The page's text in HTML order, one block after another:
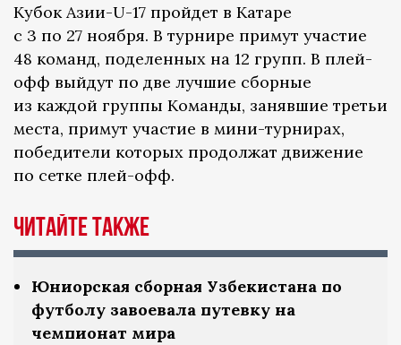
Кубок Азии-U-17 пройдет в Катаре
с 3 по 27 ноября. В турнире примут участие
48 команд, поделенных на 12 групп. В плей-
офф выйдут по две лучшие сборные
из каждой группы Команды, занявшие третьи
места, примут участие в мини-турнирах,
победители которых продолжат движение
по сетке плей-офф.
Читайте также
Юниорская сборная Узбекистана по
футболу завоевала путевку на
чемпионат мира